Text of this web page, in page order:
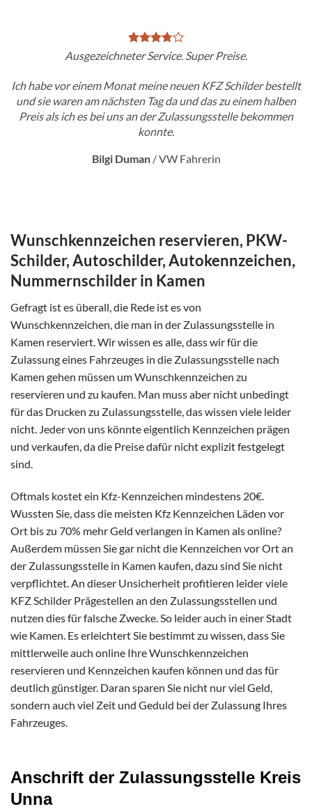
Ausgezeichneter Service. Super Preise.
Ich habe vor einem Monat meine neuen KFZ Schilder bestellt
und sie waren am nächsten Tag da und das zu einem halben
Preis als ich es bei uns an der Zulassungsstelle bekommen
konnte.
Bilgi Duman /VW Fahrerin
Wunschkennzeichen reservieren, PKW-
Schilder, Autoschilder, Autokennzeichen,
Nummernschilder in Kamen
Gefragt ist es überall, die Rede ist es von
Wunschkennzeichen, die man in der Zulassungsstelle in
Kamen reserviert. Wir wissen es alle, dass wir für die
Zulassung eines Fahrzeuges in die Zulassungsstelle nach
Kamen gehen müssen um Wunschkennzeichen zu
reservieren und zu kaufen. Man muss aber nicht unbedingt
für das Drucken zu Zulassungsstelle, das wissen viele leider
nicht. Jeder von uns könnte eigentlich Kennzeichen prägen
und verkaufen, da die Preise dafür nicht explizit festgelegt
sind.
Oftmals kostet ein Kfz-Kennzeichen mindestens 20€.
Wussten Sie, dass die meisten Kfz Kennzeichen Läden vor
Ort bis zu 70% mehr Geld verlangen in Kamen als online?
Außerdem müssen Sie gar nicht die Kennzeichen vor Ort an
der Zulassungsstelle in Kamen kaufen, dazu sind Sie nicht
verpflichtet. An dieser Unsicherheit profitieren leider viele
KFZ Schilder Prägestellen an den Zulassungsstellen und
nutzen dies für falsche Zwecke. So leider auch in einer Stadt
wie Kamen. Es erleichtert Sie bestimmt zu wissen, dass Sie
mittlerweile auch online Ihre Wunschkennzeichen
reservieren und Kennzeichen kaufen können und das für
deutlich günstiger. Daran sparen Sie nicht nur viel Geld,
sondern auch viel Zeit und Geduld bei der Zulassung Ihres
Fahrzeuges.
Anschrift der Zulassungsstelle Kreis
Unna